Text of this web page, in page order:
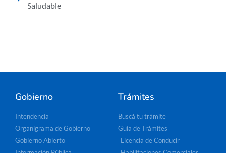
Saludable
Gobierno
Intendencia
Organigrama de Gobierno
Gobierno Abierto
Trámites
Buscá tu trámite
Guía de Trámites
Licencia de Conducir